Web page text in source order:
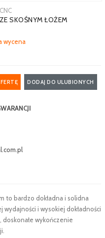
SKOŚNYM ŁOŻEM
wycena
DODAJ DO ULUBIONYCH
to bardzo dokładna i solidna
i wysokiej dokładności
doskonałe wykończenie